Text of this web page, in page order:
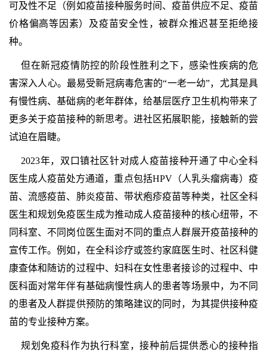
可及性不足（例如疫苗接种服务时间、疫苗供应不足、疫苗
价格偏高等因素）及疫苗安全性，被群众推迟甚至拒绝接
种。
但在新冠疫情防控的阶段性胜利之下，感染性疾病的危
害深入人心。最易受新冠病毒危害的“一老一幼”，尤其是具
有慢性病、基础病的老年群体，给基层医疗卫生机构带来了
更多关于疫苗接种的新思考。进社区拓展职能，接触新的尝
试迫在眉睫。
2023年，双口镇社区针对成人疫苗接种开通了中心全科
医生成人疫苗处方通道，重点包括HPV（人乳头瘤病毒）疫
苗、流感疫苗、肺炎疫苗、带状疱疹疫苗等种类，社区全科
医生和规划免疫医生成为推动成人疫苗接种的核心纽带，不
同科室、不同岗位医生面对不同的重点人群展开疫苗接种的
宣传工作。例如，在全科诊疗或签约家庭医生时、社区科健
康查体和随访的过程中、妇科在女性患者接诊的过程中、中
医科面对常年伴有基础病慢性病人的患者等场景中，为不同
的患者及人群提供预防的策略建议的同时，为其提供接种疫
苗的专业接种方案。
规划免疫科作为执行科室，接种前后提供悉心的接种指